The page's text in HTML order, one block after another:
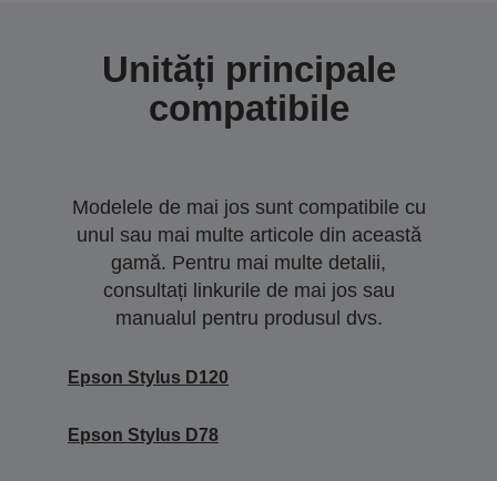
Unități principale
compatibile
Modelele de mai jos sunt compatibile cu
unul sau mai multe articole din această
gamă. Pentru mai multe detalii,
consultați linkurile de mai jos sau
manualul pentru produsul dvs.
Epson Stylus D120
Epson Stylus D78